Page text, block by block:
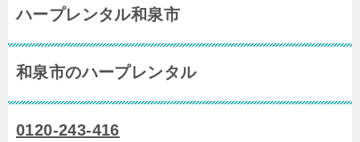
ハープレンタル和泉市
和泉市のハープレンタル
0120-243-416